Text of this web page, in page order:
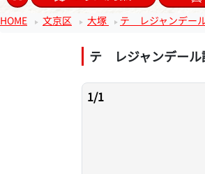
HOME 文京区 大塚 テ レジャンデー
テ レジャンデール
1/1